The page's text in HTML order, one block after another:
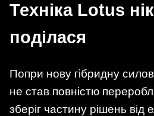
Техніка Lotus
поділася
Попри нову гібридну
не став повністю
зберіг частину рішень від